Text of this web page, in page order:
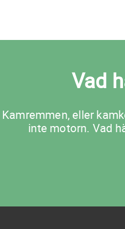
Vad
Kamremmen, eller
inte motorn. Vad